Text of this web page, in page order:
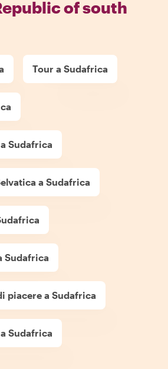
of south
Tour a Sudafrica
Sudafrica
a Sudafrica
Sudafrica
piacere a Sudafrica
Sudafrica